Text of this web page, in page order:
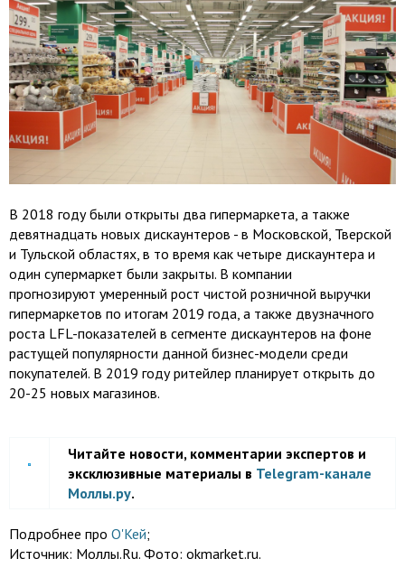
В 2018 году были открыты два гипермаркета, а также
девятнадцать новых дискаунтеров - в Московской, Тверской
и Тульской областях, в то время как четыре дискаунтера и
один супермаркет были закрыты. В компании
прогнозируют умеренный рост чистой розничной выручки
гипермаркетов по итогам 2019 года, а также двузначного
роста LFL-показателей в сегменте дискаунтеров на фоне
растущей популярности данной бизнес-модели среди
покупателей. В 2019 году ритейлер планирует открыть до
20-25 новых магазинов.
Читайте новости, комментарии экспертов и
эксклюзивные материалы в Telegram-канале
Моллы.ру.
Подробнее про О'Кей;
Источник: Моллы.Ru. Фото: okmarket.ru.